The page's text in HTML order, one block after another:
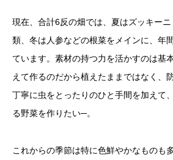
現在、合計6反の畑では、夏はズッキー
類、冬は人参などの根菜をメインに、年
ています。素材の持つ力を活かすのは基
えて作るのだから植えたままではなく、
丁寧に虫をとったりのひと手間を加えて